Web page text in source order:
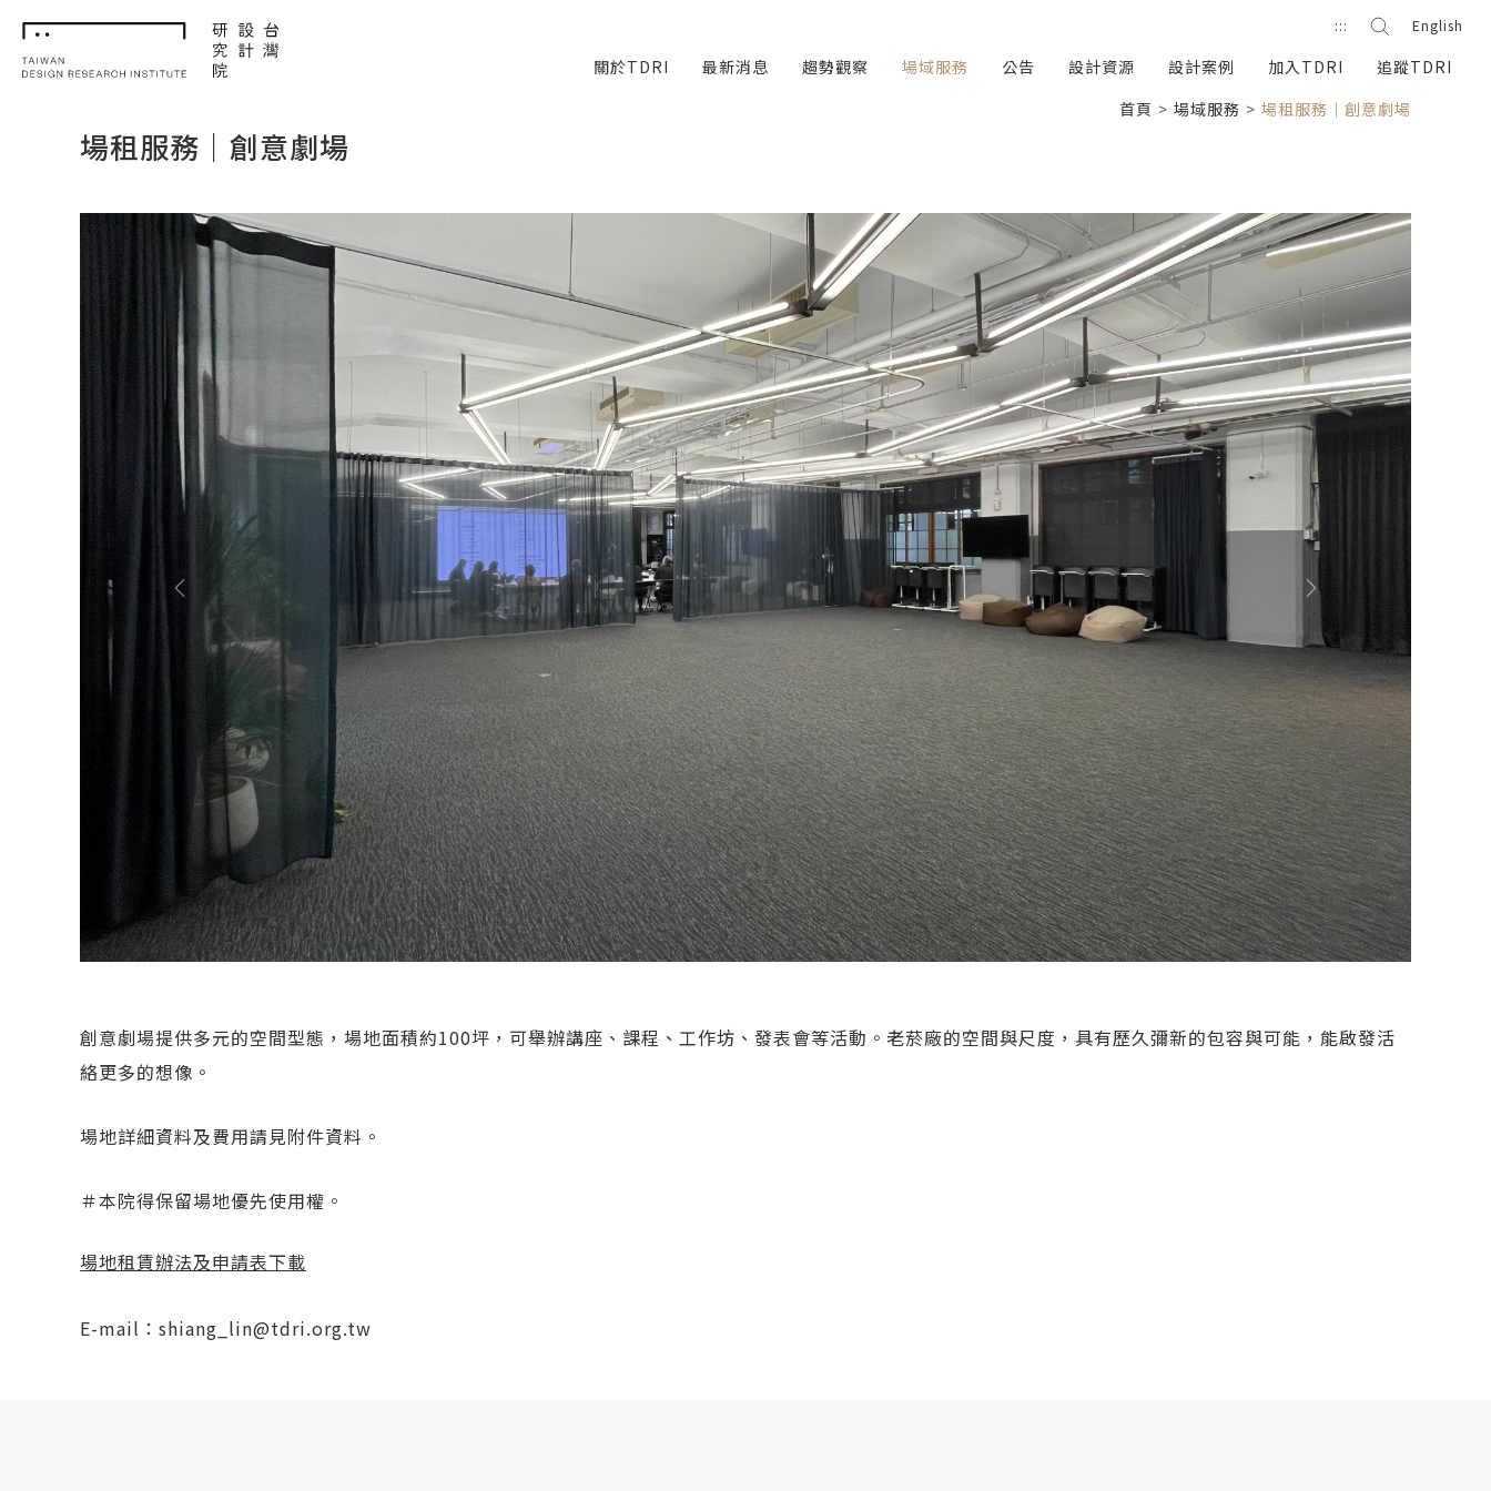
TDRI ::: 站內搜尋
搜尋按鈕
English
關於TDRI 最新消息 趨勢觀察 場域服務 公告 設計資源 設計案例 加入TDRI
追蹤TDRI
首頁
場域服務 場租服務｜創意劇場
場租服務｜創意劇場
&
Previous
&
Next
創意劇場提供多元的空間型態，場地面積約100坪，可舉辦講座、課程、工作坊、發表會等活動。老菸廠的空間與尺度，具有歷久彌新的包容與可能，能啟發活
絡更多的想像。
場地詳細資料及費用請見附件資料。
＃本院得保留場地優先使用權。
場地租賃辦法及申請表下載
E-mail：shiang_lin@tdri.org.tw